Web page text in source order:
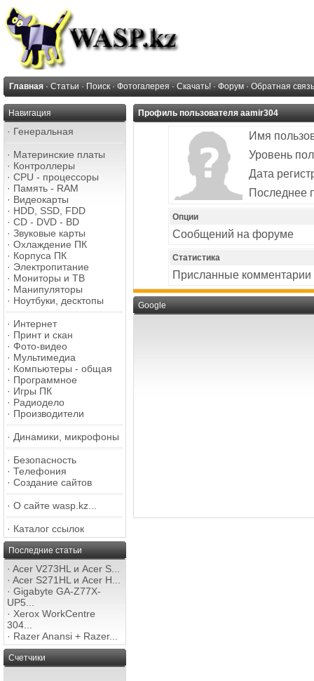
Главная · Статьи · Поиск · Фотогалерея · Скачать! · Форум · Обратная связь
Навигация
· Генеральная
· Материнские платы
· Контроллеры
· CPU - процессоры
· Память - RAM
· Видеокарты
· HDD, SSD, FDD
· CD - DVD - BD
· Звуковые карты
· Охлаждение ПК
· Корпуса ПК
· Электропитание
· Мониторы и ТВ
· Манипуляторы
· Ноутбуки, десктопы
· Интернет
· Принт и скан
· Фото-видео
· Мультимедиа
· Компьютеры - общая
· Программное
· Игры ПК
· Радиодело
· Производители
· Динамики, микрофоны
· Безопасность
· Телефония
· Создание сайтов
· О сайте wasp.kz...
· Каталог ссылок
Последние статьи
· Acer V273HL и Acer S...
· Acer S271HL и Acer H...
· Gigabyte GA-Z77X-
UP5...
· Xerox WorkCentre
304...
· Razer Anansi + Razer...
Счетчики
Профиль пользователя aamir304
Имя
Уровень
Дата
Последнее
Опции
Сообщений на форуме
Статистика
Присланные комментарии
Google